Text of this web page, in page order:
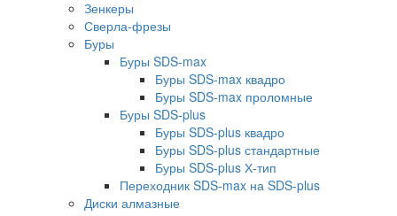
Зенкеры
Сверла-фрезы
Буры
Буры SDS-max
Буры SDS-max квадро
Буры SDS-max проломные
Буры SDS-plus
Буры SDS-plus квадро
Буры SDS-plus стандартные
Буры SDS-plus Х-тип
Переходник SDS-max на SDS-plus
Диски алмазные